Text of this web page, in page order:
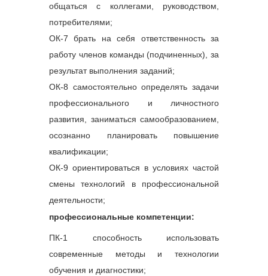
общаться с коллегами, руководством,
потребителями;
ОК-7 брать на себя ответственность за
работу членов команды (подчиненных), за
результат выполнения заданий;
ОК-8 самостоятельно определять задачи
профессионального и личностного
развития, заниматься самообразованием,
осознанно планировать повышение
квалификации;
ОК-9 ориентироваться в условиях частой
смены технологий в профессиональной
деятельности;
профессиональные компетенции:
ПК-1 способность использовать
современные методы и технологии
обучения и диагностики;